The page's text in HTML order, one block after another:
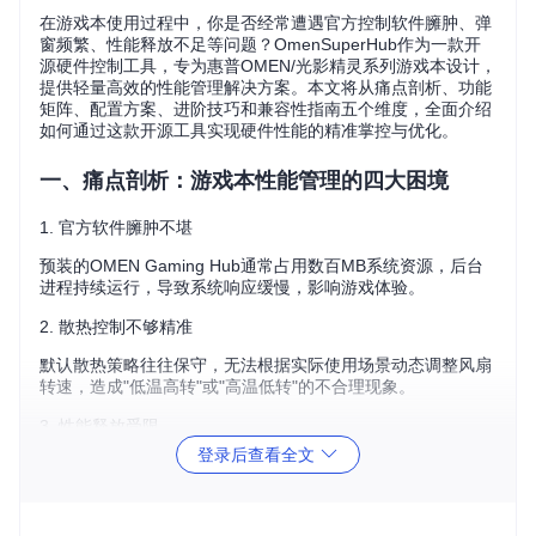
在游戏本使用过程中，你是否经常遭遇官方控制软件臃肿、弹
窗频繁、性能释放不足等问题？OmenSuperHub作为一款开
源硬件控制工具，专为惠普OMEN/光影精灵系列游戏本设计，
提供轻量高效的性能管理解决方案。本文将从痛点剖析、功能
矩阵、配置方案、进阶技巧和兼容性指南五个维度，全面介绍
如何通过这款开源工具实现硬件性能的精准掌控与优化。
一、痛点剖析：游戏本性能管理的四大困境
1. 官方软件臃肿不堪
预装的OMEN Gaming Hub通常占用数百MB系统资源，后台
进程持续运行，导致系统响应缓慢，影响游戏体验。
2. 散热控制不够精准
默认散热策略往往保守，无法根据实际使用场景动态调整风扇
转速，造成"低温高转"或"高温低转"的不合理现象。
3. 性能释放受限
官方固件通常限制了硬件的最大性能输出，无法充分发挥CPU
登录后查看全文